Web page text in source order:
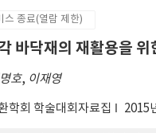
with the physical and
other hand, both
Therefore, the
스 종료(열람 제한)
바닥재의 재활용을
호, 이재영
학회 학술대회자료집 2015